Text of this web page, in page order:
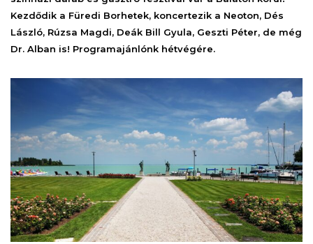
Kezdődik a Füredi Borhetek, koncertezik a Neoton, Dés
László, Rúzsa Magdi, Deák Bill Gyula, Geszti Péter, de még
Dr. Alban is! Programajánlónk hétvégére.